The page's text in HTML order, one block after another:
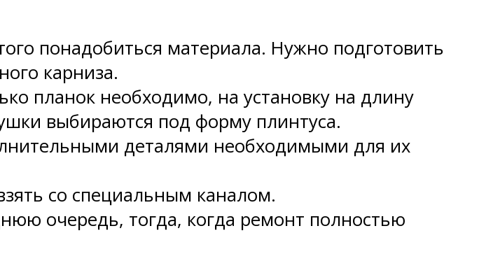
понадобиться материала. Нужно подготовить
карниза.
планок необходимо, на установку на длину
выбираются под форму плинтуса.
деталями необходимыми для их
со специальным каналом.
очередь, тогда, когда ремонт полностью